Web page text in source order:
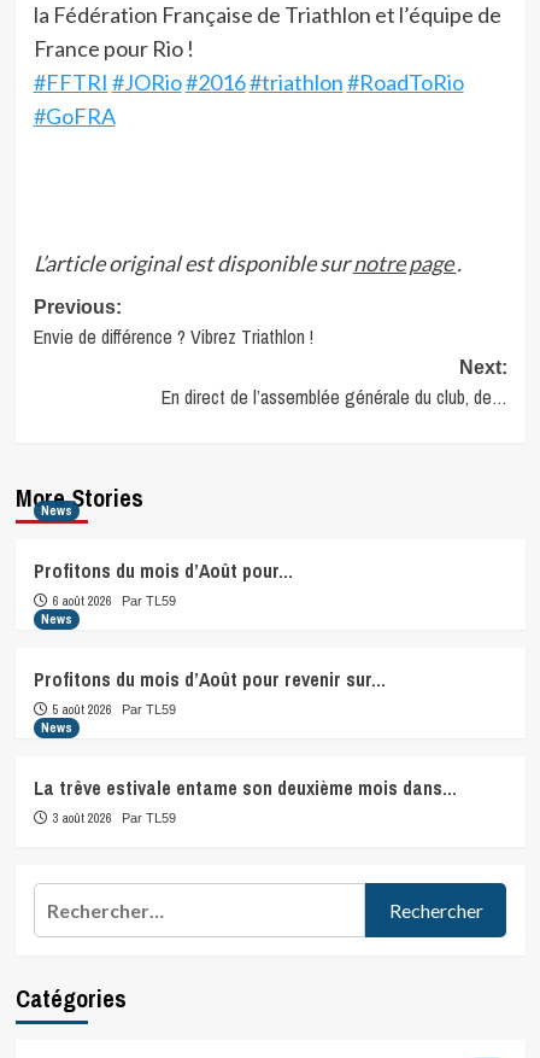
la Fédération Française de Triathlon et l’équipe de
France pour Rio !
#FFTRI #JORio#2016#triathlon#RoadToRio
#GoFRA
L’article original est disponible surnotre page.
Post
navigation
Previous:
Envie de différence ? Vibrez Triathlon !
Next:
En direct de l’assemblée générale du club, de…
More Stories
News
Profitons du mois d’Août pour…
6 août 2026 Par TL59
News
Profitons du mois d’Août pour revenir sur…
5 août 2026 Par TL59
News
La trêve estivale entame son deuxième mois dans…
3 août 2026 Par TL59
Catégories